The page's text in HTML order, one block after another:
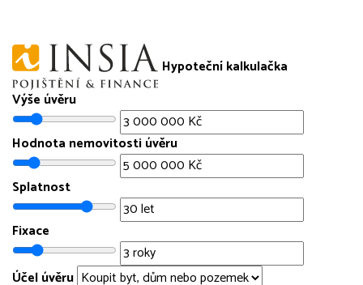
Hypoteční kalkulačka
Výše úvěru
Hodnota nemovitosti úvěru
Splatnost
Fixace
Účel úvěru